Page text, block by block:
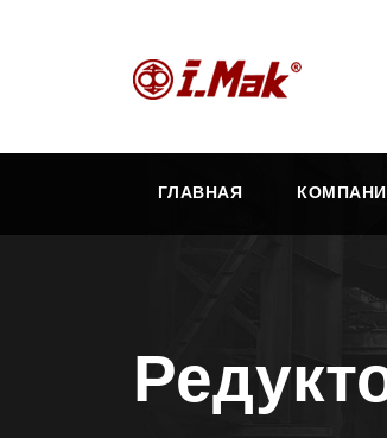
ГЛАВНАЯ